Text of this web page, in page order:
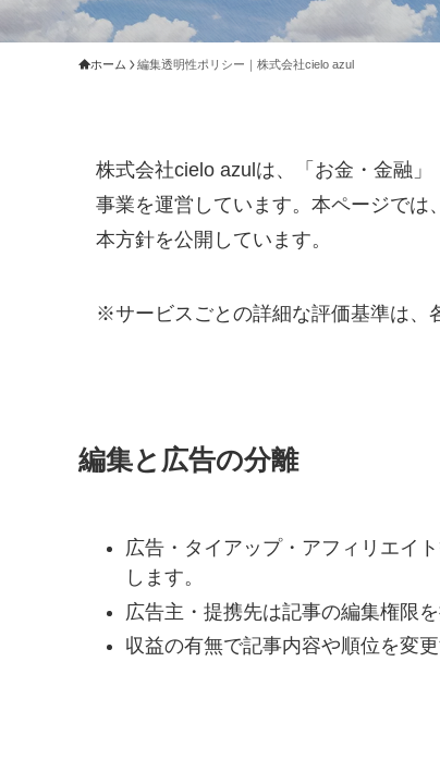
ホーム 編集透明性ポリシー｜株式会社cielo azul
株式会社cielo azulは、「お金・金融
事業を運営しています。本ページで
本方針を公開しています。
※サービスごとの詳細な評価基準は、
編集と広告の分離
広告・タイアップ・アフィリエイ
します。
広告主・提携先は記事の編集権限を
収益の有無で記事内容や順位を変